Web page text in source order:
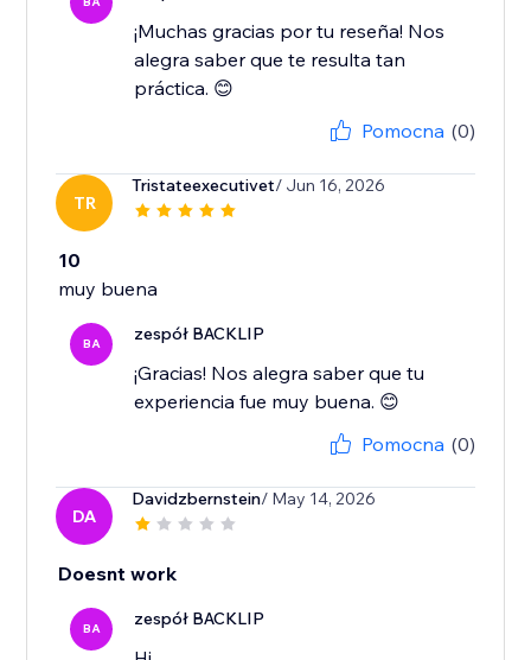
¡Muchas gracias por tu reseña! Nos
alegra saber que te resulta tan
práctica. 😊
Pomocna (0)
TR
Tristateexecutivet/ Jun 16, 2026
10
muy buena
BA zespół BACKLIP
¡Gracias! Nos alegra saber que tu
experiencia fue muy buena. 😊
Pomocna (0)
DA
Davidzbernstein/ May 14, 2026
Doesnt work
BA zespół BACKLIP